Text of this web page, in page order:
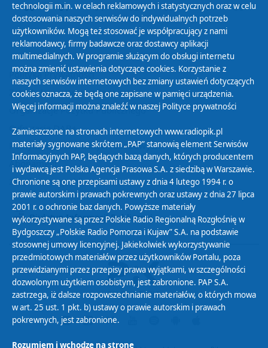
30 31 01 02 03 04 05
Polityka Prywatności
Zasady korzystania z Serwisu
Organizacje Pożytku Publicznego
Cyfryzacja DAB+
Polityka ochrony danych osobowych
Abonament
Zamówienia publiczne
Biuletyn Informacji Publicznej
technologii m.in. w celach reklamowych i statystycznych oraz w celu
dostosowania naszych serwisów do indywidualnych potrzeb
użytkowników. Mogą też stosować je współpracujący z nami
reklamodawcy, firmy badawcze oraz dostawcy aplikacji
multimedialnych. W programie służącym do obsługi internetu
można zmienić ustawienia dotyczące cookies. Korzystanie z
naszych serwisów internetowych bez zmiany ustawień dotyczących
cookies oznacza, że będą one zapisane w pamięci urządzenia.
Więcej informacji można znaleźć w naszej Polityce prywatności
Zamieszczone na stronach internetowych www.radiopik.pl
materiały sygnowane skrótem „PAP” stanowią element Serwisów
Informacyjnych PAP, będących bazą danych, których producentem
i wydawcą jest Polska Agencja Prasowa S.A. z siedzibą w Warszawie.
Chronione są one przepisami ustawy z dnia 4 lutego 1994 r. o
prawie autorskim i prawach pokrewnych oraz ustawy z dnia 27 lipca
2001 r. o ochronie baz danych. Powyższe materiały
wykorzystywane są przez Polskie Radio Regionalną Rozgłośnię w
Bydgoszczy „Polskie Radio Pomorza i Kujaw” S.A. na podstawie
stosownej umowy licencyjnej. Jakiekolwiek wykorzystywanie
przedmiotowych materiałów przez użytkowników Portalu, poza
przewidzianymi przez przepisy prawa wyjątkami, w szczególności
dozwolonym użytkiem osobistym, jest zabronione. PAP S.A.
zastrzega, iż dalsze rozpowszechnianie materiałów, o których mowa
w art. 25 ust. 1 pkt. b) ustawy o prawie autorskim i prawach
pokrewnych, jest zabronione.
Rozumiem i wchodzę na stronę